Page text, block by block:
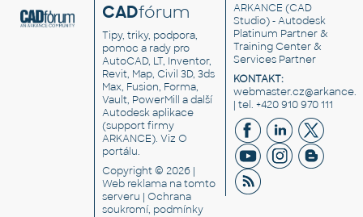
CADfórum
Tipy, triky, podpora,
pomoc a rady pro
AutoCAD, LT, Inventor,
Revit, Map, Civil 3D, 3ds
Max, Fusion, Forma,
Vault, PowerMill a další
Autodesk aplikace
(support firmy
ARKANCE). VizO
portálu.
Copyright © 2026 |
Web reklama na tomto
serveru |Ochrana
soukromí, podmínky
ARKANCE (CAD
Studio) - Autodesk
Platinum Partner &
Training Center &
Services Partner
KONTAKT:
| tel. +420 910 970 111